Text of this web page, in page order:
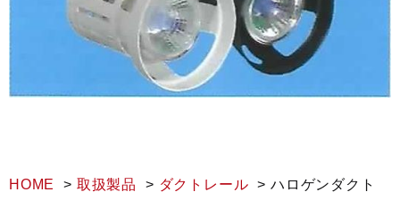
HOME 取扱製品 ダクトレール ハロゲンダクト